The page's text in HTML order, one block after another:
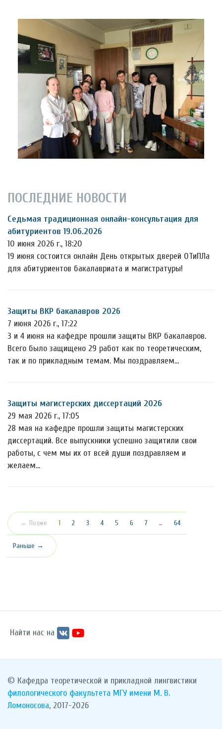
ПОСЛЕДНИЕ НОВОСТИ
Седьмая традиционная онлайн-консультация для
абитуриентов 19.06.2026
10 июня 2026 г., 18:20
19 июня состоится онлайн День открытых дверей ОТиПЛа
для абитуриентов бакалавриата и магистратуры!
Защиты ВКР бакалавров 2026
7 июня 2026 г., 17:22
3 и 4 июня на кафедре прошли защиты ВКР бакалавров.
Всего было защищено 29 работ как по теоретическим,
так и по прикладным темам. Мы поздравляем…
Защиты магистерских диссертаций 2026
29 мая 2026 г., 17:05
28 мая на кафедре прошли защиты магистерских
диссертаций. Все выпускники успешно защитили свои
работы, с чем мы их от всей души поздравляем и
желаем…
← Позже 1 (текущая)
2 3 4 5 6 7 … 64
Раньше →
Найти нас на
© Кафедра теоретической и прикладной лингвистики
филологического факультета МГУ имени М. В.
Ломоносова, 2017-2026